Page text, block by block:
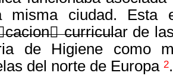
misma ciudad. Esta
curricular de
de Higiene como
del norte de Europa 2.